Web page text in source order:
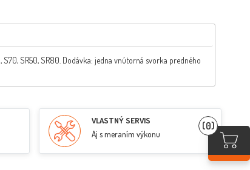
(0)
SR50, SR80. Dodávka: jedna vnútorná svorka predného
VLASTNÝ SERVIS
Aj s meraním výkonu